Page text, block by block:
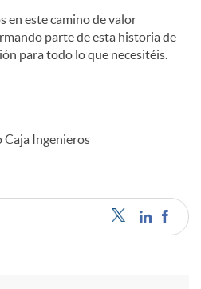
en este camino de valor
parte de esta historia de
para todo lo que necesitéis.
Caja Ingenieros